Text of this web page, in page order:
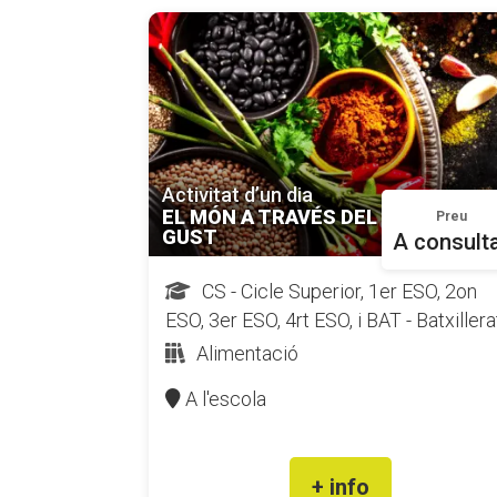
Activitat d’un dia
EL MÓN A TRAVÉS DEL
GUST
Preu
A
CS - Cicle Superior, 1er ESO, 2on
ESO, 3er ESO, 4rt ESO, i BAT -
Alimentació
A l'escola
+ info